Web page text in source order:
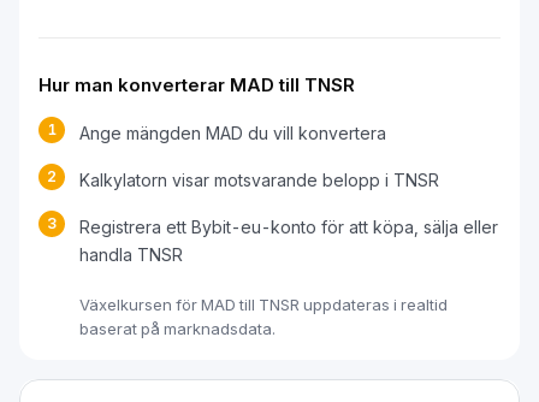
Hur man konverterar MAD till TNSR
1 Ange mängden MAD du vill konvertera
2 Kalkylatorn visar motsvarande belopp i TNSR
3
Registrera ett Bybit-eu-konto för att köpa, sälja eller
handla TNSR
Växelkursen för MAD till TNSR uppdateras i realtid
baserat på marknadsdata.